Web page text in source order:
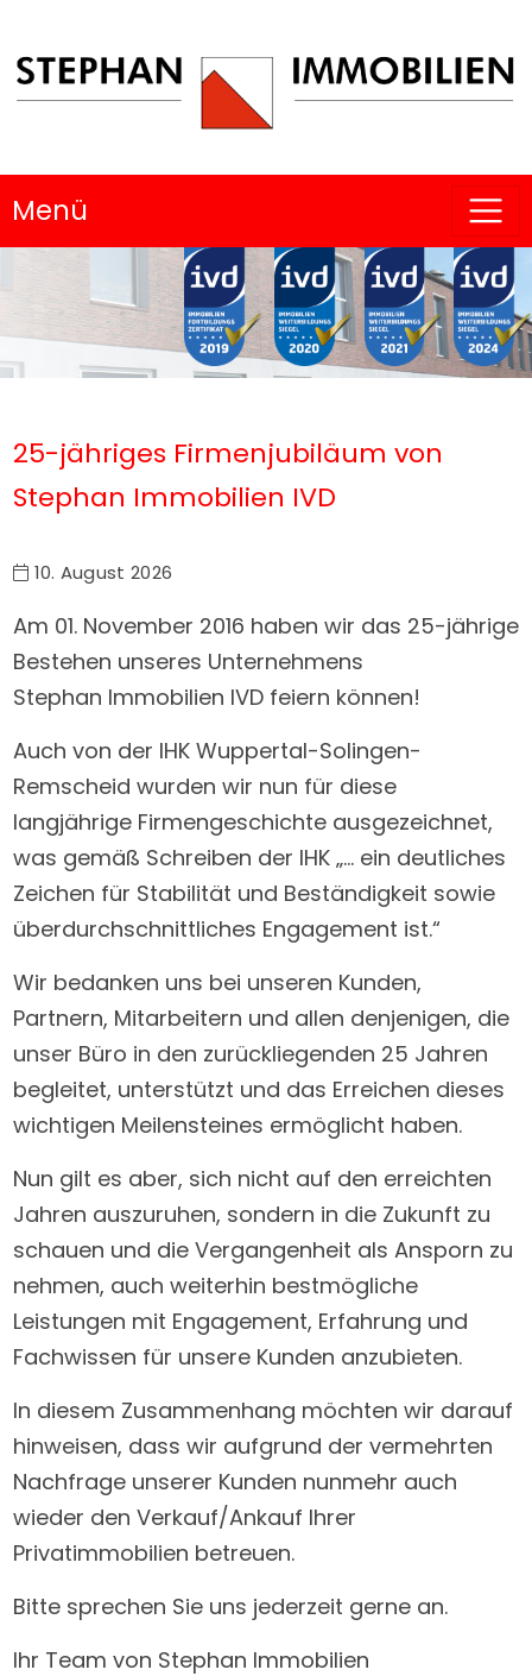
Menü
25-jähriges Firmenjubiläum von
Stephan Immobilien IVD
10. August 2026
Am 01. November 2016 haben wir das 25-jährige
Bestehen unseres Unternehmens
Stephan Immobilien IVD feiern können!
Auch von der IHK Wuppertal-Solingen-
Remscheid wurden wir nun für diese
langjährige Firmengeschichte ausgezeichnet,
was gemäß Schreiben der IHK „… ein deutliches
Zeichen für Stabilität und Beständigkeit sowie
überdurchschnittliches Engagement ist.“
Wir bedanken uns bei unseren Kunden,
Partnern, Mitarbeitern und allen denjenigen, die
unser Büro in den zurückliegenden 25 Jahren
begleitet, unterstützt und das Erreichen dieses
wichtigen Meilensteines ermöglicht haben.
Nun gilt es aber, sich nicht auf den erreichten
Jahren auszuruhen, sondern in die Zukunft zu
schauen und die Vergangenheit als Ansporn zu
nehmen, auch weiterhin bestmögliche
Leistungen mit Engagement, Erfahrung und
Fachwissen für unsere Kunden anzubieten.
In diesem Zusammenhang möchten wir darauf
hinweisen, dass wir aufgrund der vermehrten
Nachfrage unserer Kunden nunmehr auch
wieder den Verkauf/Ankauf Ihrer
Privatimmobilien betreuen.
Bitte sprechen Sie uns jederzeit gerne an.
Ihr Team von Stephan Immobilien